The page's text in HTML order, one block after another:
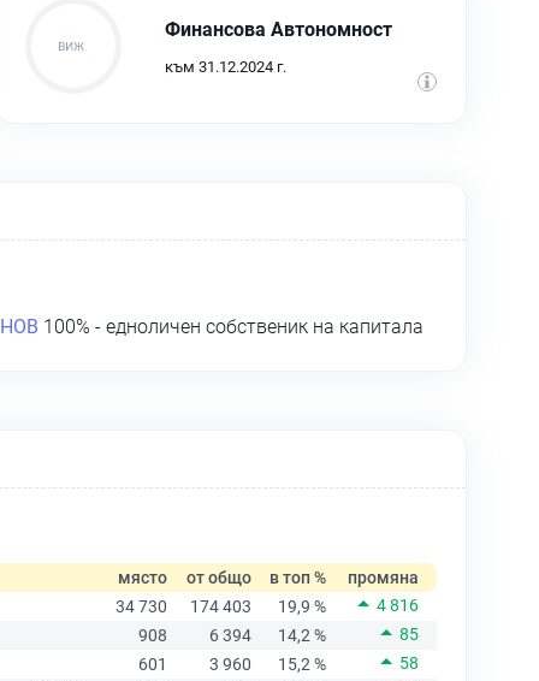
Финансова Автономност
към 31.12.2024 г.
100% - едноличен собственик на капитала
място от общо в топ %
промяна
34 730
174 403 19,9 %
4 816
908
6 394 14,2 %
85
601
3 960 15,2 %
58